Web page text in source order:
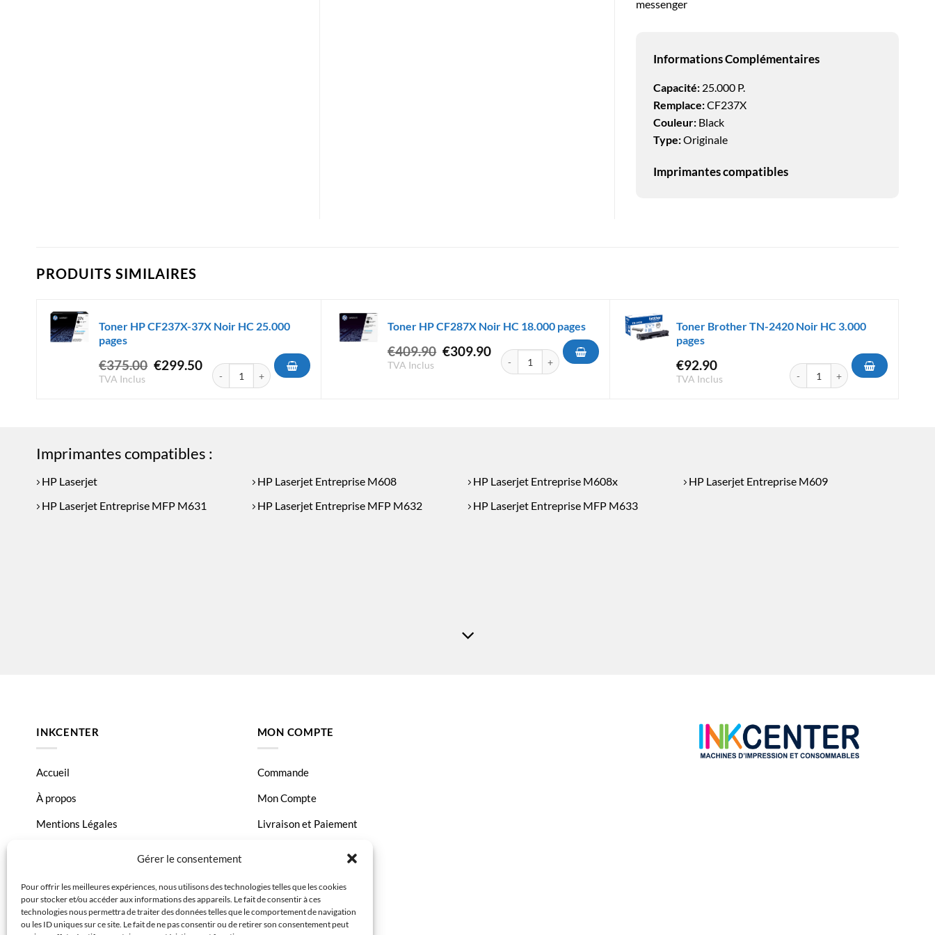
Gérer le consentement
Pour offrir les meilleures expériences, nous utilisons des technologies telles que les cookies
pour stocker et/ou accéder aux informations des appareils. Le fait de consentir à ces
technologies nous permettra de traiter des données telles que le comportement de navigation
ou les ID uniques sur ce site. Le fait de ne pas consentir ou de retirer son consentement peut
messenger
Informations Complémentaires
Capacité:25.000 P.
Remplace:CF237X
Couleur: Black
Type:Originale
Imprimantes compatibles
PRODUITS SIMILAIRES
Toner HP CF237X-37X Noir HC 25.000
pages
€375.00 Le
€299.50Le
prix
TVA Inclus
quantité de Toner HP CF237X-37X Noir HC 25.000 pages
Toner HP CF287X Noir HC 18.000 pages
€409.90 Le
€309.90Le
prix
TVA Inclus
quantité de Toner HP CF287X Noir HC 18.000 pages
Toner Brother TN-2420 Noir HC 3.000
pages
€92.90
TVA Inclus
quantité de Toner Brother TN-
Imprimantes compatibles :
HP Laserjet HP Laserjet Entreprise M608 HP Laserjet Entreprise M608x
HP Laserjet Entreprise M609
HP Laserjet Entreprise MFP M631
HP Laserjet Entreprise MFP M632 HP Laserjet Entreprise MFP M633
INKCENTER
Accueil
À propos
Mentions Légales
Politique de confidentialité
MON COMPTE
Commande
Mon Compte
Livraison et Paiement